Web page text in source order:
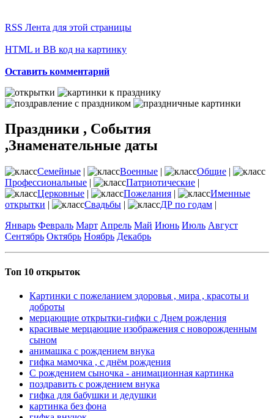
RSS Лента для этой страницы
HTML и BB код на картинку
Оставить комментарий
Праздники , События
,Знаменательные даты
Семейные | Военные | Общие |
Профессиональные | Патриотические |
Церковные | Пожелания |
Именные
открытки | Свадьбы | ДР по годам |
Январь Февраль Март Апрель Май Июнь Июль Август
Сентябрь Октябрь Ноябрь Декабрь
Топ 10 открыток
Картинки с пожеланием здоровья , мира , красоты и
доброты
мерцающие открытки-гифки с Днем рождения
красивые мерцающие изображения с новорожденным
сыном
анимашка с рождением внука
гифка мамочка , с днём рождения
С рождением сыночка - анимационная картинка
поздравить с рождением внука
гифка для бабушки и дедушки
картинка без фона